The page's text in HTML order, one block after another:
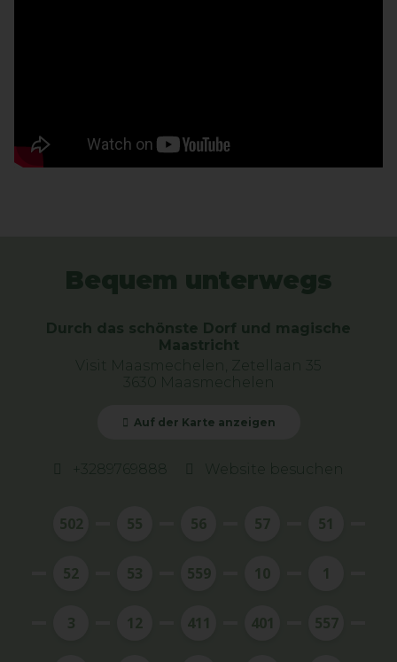
Bequem unterwegs
Durch das schönste Dorf und magische
Maastricht
Visit Maasmechelen, Zetellaan 35
3630 Maasmechelen
Auf der Karte anzeigen
+3289769888 Website besuchen
502 55 56 57 51
52 53 559 10 1
3 12 411 401 557